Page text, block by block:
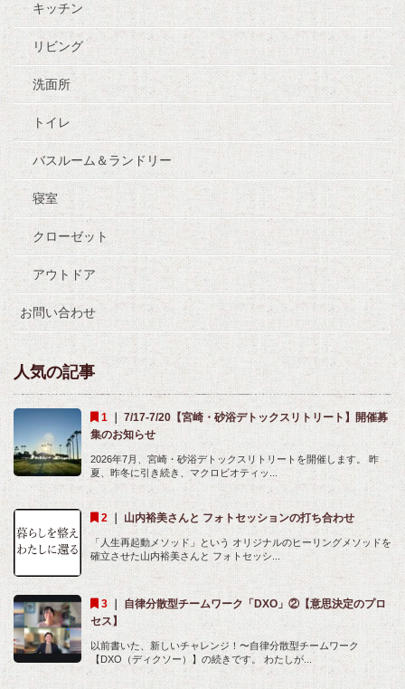
キッチン
リビング
洗面所
トイレ
バスルーム＆ランドリー
寝室
クローゼット
アウトドア
お問い合わせ
人気の記事
7/17-7/20【宮崎・砂浴デトックスリトリート】開催募
集のお知らせ
2026年7月、宮崎・砂浴デトックスリトリートを開催します。 昨
夏、昨冬に引き続き、マクロビオティッ...
｜ 山内裕美さんと フォトセッションの打ち合わせ
「人生再起動メソッド」という オリジナルのヒーリングメソッドを
確立させた山内裕美さんと フォトセッシ...
｜ 自律分散型チームワーク「DXO」②【意思決定のプロ
セス】
以前書いた、新しいチャレンジ！〜自律分散型チームワーク
【DXO（ディクソー）】の続きです。 わたしが...